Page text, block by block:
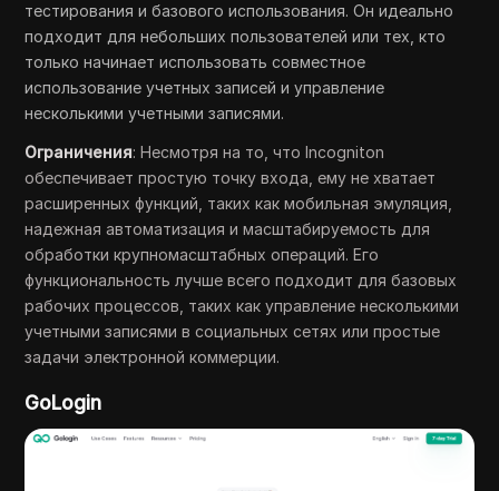
тестирования и базового использования. Он идеально
подходит для небольших пользователей или тех, кто
только начинает использовать совместное
использование учетных записей и управление
несколькими учетными записями.
Ограничения: Несмотря на то, что Incogniton
обеспечивает простую точку входа, ему не хватает
расширенных функций, таких как мобильная эмуляция,
надежная автоматизация и масштабируемость для
обработки крупномасштабных операций. Его
функциональность лучше всего подходит для базовых
рабочих процессов, таких как управление несколькими
учетными записями в социальных сетях или простые
задачи электронной коммерции.
GoLogin